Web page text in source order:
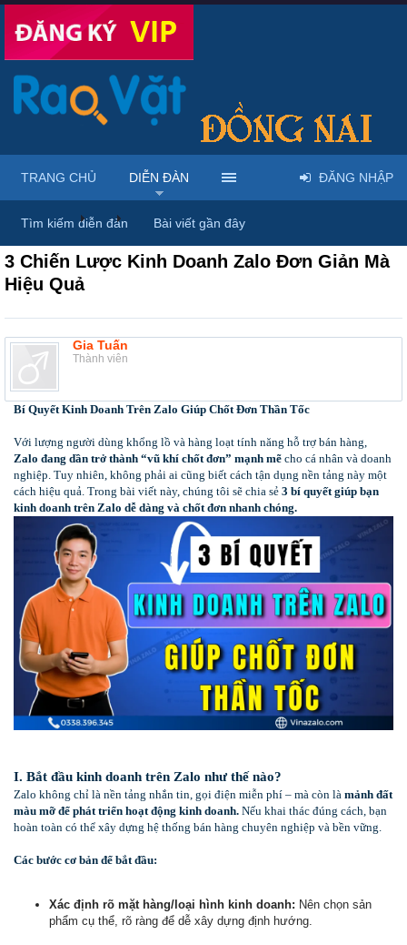
Diễn đàn ... Dịch vụ Internet & IT
3 Chiến Lược Kinh Doanh Zalo Đơn Giản Mà
Hiệu Quả
Gia Tuấn
Thành viên
Bí Quyết Kinh Doanh Trên Zalo Giúp Chốt Đơn Thần Tốc
Với lượng người dùng khổng lồ và hàng loạt tính năng hỗ trợ bán hàng,
Zalo đang dần trở thành “vũ khí chốt đơn” mạnh mẽ cho cá nhân và doanh
nghiệp. Tuy nhiên, không phải ai cũng biết cách tận dụng nền tảng này một
cách hiệu quả. Trong bài viết này, chúng tôi sẽ chia sẻ 3 bí quyết giúp bạn
kinh doanh trên Zalo dễ dàng và chốt đơn nhanh chóng.
I. Bắt đầu kinh doanh trên Zalo như thế nào?
Zalo không chỉ là nền tảng nhắn tin, gọi điện miễn phí – mà còn là mảnh đất
màu mỡ để phát triển hoạt động kinh doanh. Nếu khai thác đúng cách, bạn
hoàn toàn có thể xây dựng hệ thống bán hàng chuyên nghiệp và bền vững.
Các bước cơ bản để bắt đầu:
Xác định rõ mặt hàng/loại hình kinh doanh: Nên chọn sản
phẩm cụ thể, rõ ràng để dễ xây dựng định hướng.
TRANG CHỦ DIỄN ĐÀN
Tìm kiếm diễn đàn Bài viết gần đây
ĐĂNG NHẬP